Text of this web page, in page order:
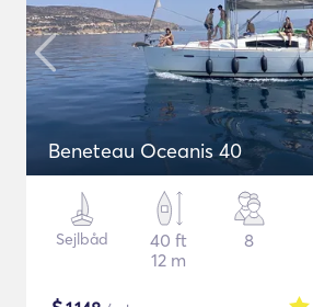
Beneteau Oceanis 40
Sejlbåd
40 ft
12 m
8